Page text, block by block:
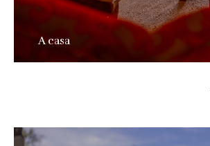
A casa